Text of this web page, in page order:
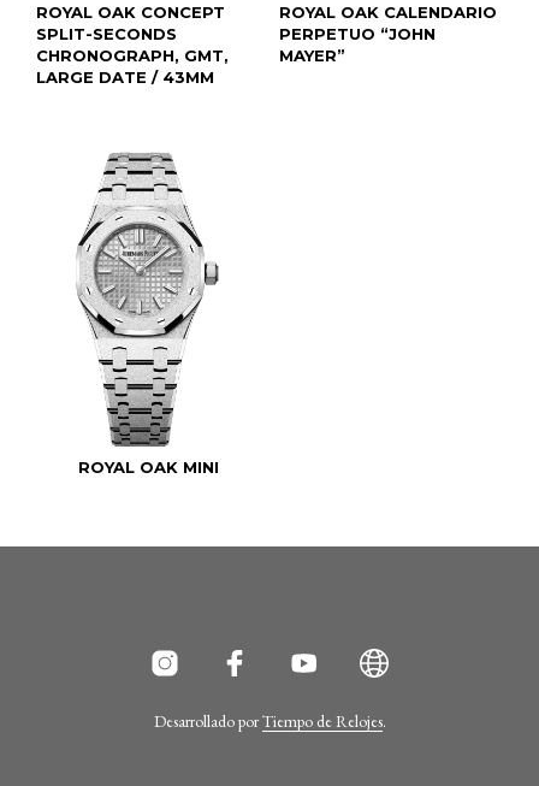
ROYAL OAK CONCEPT
SPLIT-SECONDS
CHRONOGRAPH, GMT,
LARGE DATE / 43MM
ROYAL OAK CALENDARIO
PERPETUO “JOHN
MAYER”
ROYAL OAK MINI
Desarrollado porTiempo de Relojes.